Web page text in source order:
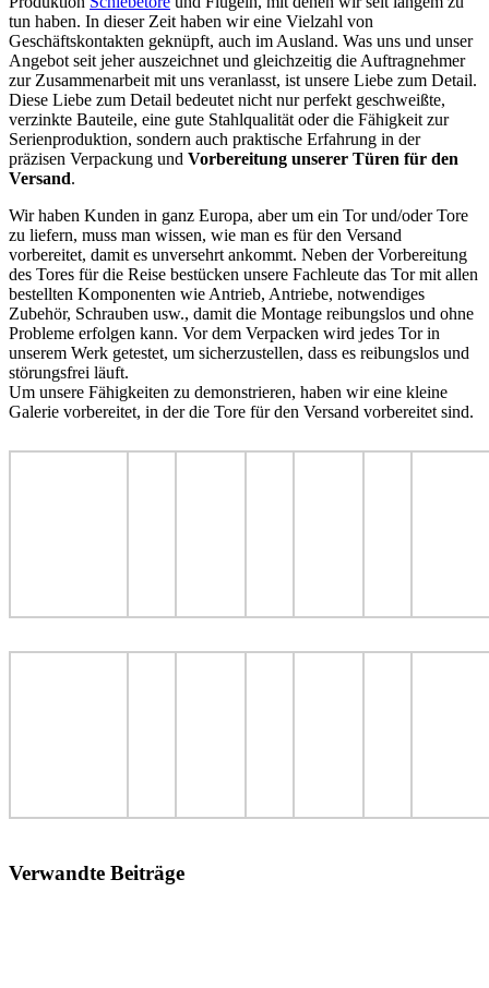
tun haben. In dieser Zeit haben wir eine Vielzahl von
Geschäftskontakten geknüpft, auch im Ausland. Was uns und unser
Angebot seit jeher auszeichnet und gleichzeitig die Auftragnehmer
zur Zusammenarbeit mit uns veranlasst, ist unsere Liebe zum Detail.
Diese Liebe zum Detail bedeutet nicht nur perfekt geschweißte,
verzinkte Bauteile, eine gute Stahlqualität oder die Fähigkeit zur
Serienproduktion, sondern auch praktische Erfahrung in der
präzisen Verpackung und Vorbereitung unserer Türen für den
Versand.
Wir haben Kunden in ganz Europa, aber um ein Tor und/oder Tore
zu liefern, muss man wissen, wie man es für den Versand
vorbereitet, damit es unversehrt ankommt. Neben der Vorbereitung
des Tores für die Reise bestücken unsere Fachleute das Tor mit allen
bestellten Komponenten wie Antrieb, Antriebe, notwendiges
Zubehör, Schrauben usw., damit die Montage reibungslos und ohne
Probleme erfolgen kann. Vor dem Verpacken wird jedes Tor in
unserem Werk getestet, um sicherzustellen, dass es reibungslos und
störungsfrei läuft.
Um unsere Fähigkeiten zu demonstrieren, haben wir eine kleine
Galerie vorbereitet, in der die Tore für den Versand vorbereitet sind.
Verwandte Beiträge